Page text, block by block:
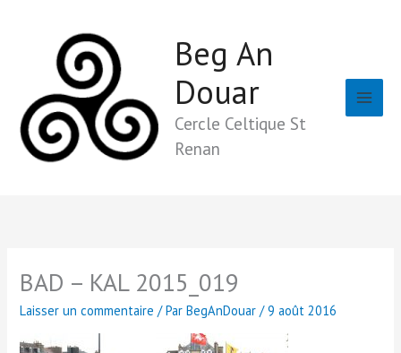
Beg An
Douar
Cercle Celtique St
Renan
BAD – KAL 2015_019
Laisser un commentaire / ParBegAnDouar/9 août 2016